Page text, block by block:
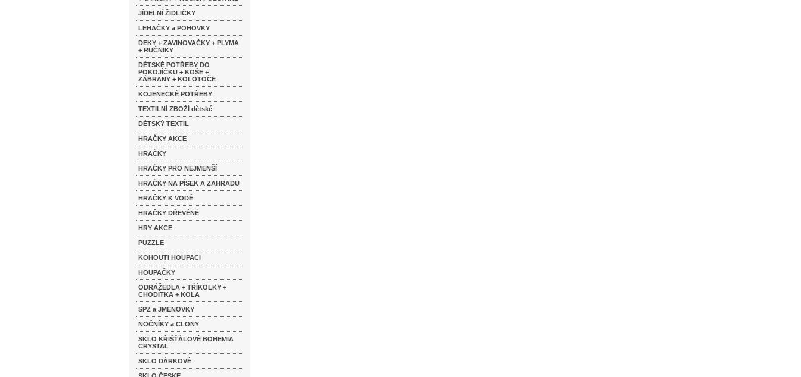
JÍDELNÍ ŽIDLIČKY
LEHAČKY a POHOVKY
DEKY + ZAVINOVAČKY + PLYMA
+ RUČNIKY
DĚTSKÉ POTŘEBY DO
POKOJÍČKU + KOŠE +
ZÁBRANY + KOLOTOČE
KOJENECKÉ POTŘEBY
TEXTILNÍ ZBOŽÍ dětské
DĚTSKÝ TEXTIL
HRAČKY AKCE
HRAČKY
HRAČKY PRO NEJMENŠÍ
HRAČKY NA PÍSEK A ZAHRADU
HRAČKY K VODĚ
HRAČKY DŘEVĚNÉ
HRY AKCE
PUZZLE
KOHOUTI HOUPACI
HOUPAČKY
ODRÁŽEDLA + TŘÍKOLKY +
CHODÍTKA + KOLA
SPZ a JMENOVKY
NOČNÍKY a CLONY
SKLO KŘIŠŤÁLOVÉ BOHEMIA
CRYSTAL
SKLO DÁRKOVÉ